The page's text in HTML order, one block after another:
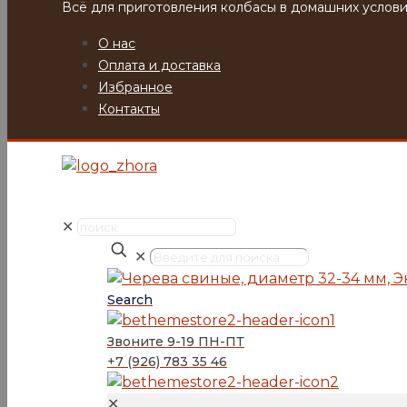
Всё для приготовления колбасы в домашних
О нас
Оплата и доставка
Избранное
Контакты
✕
✕
Search
Звоните 9-19 ПН-ПТ
+7 (926) 783 35 46